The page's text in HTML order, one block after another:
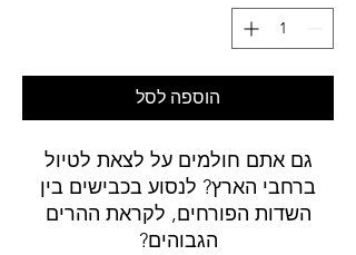
הוספה לסל
גם אתם חולמים על לצאת לטיול
ברחבי הארץ? לנסוע בכבישים בין
השדות הפורחים, לקראת ההרים
הגבוהים?